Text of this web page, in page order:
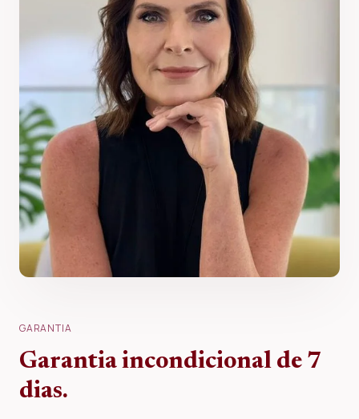
GARANTIA
Garantia incondicional de 7
dias.